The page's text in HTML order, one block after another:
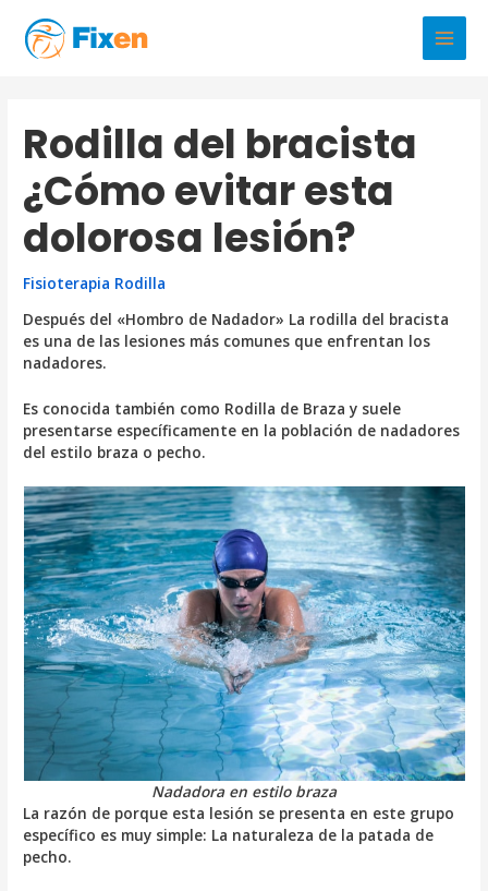
contenido
Main
Rodilla del bracista
¿Cómo evitar esta
dolorosa lesión?
Fisioterapia Rodilla
Después del «Hombro de Nadador» La rodilla del bracista
es una de las lesiones más comunes que enfrentan los
nadadores.
Es conocida también como Rodilla de Braza y suele
presentarse específicamente en la población de nadadores
del estilo braza o pecho.
Nadadora en estilo braza
La razón de porque esta lesión se presenta en este grupo
específico es muy simple: La naturaleza de la patada de
pecho.